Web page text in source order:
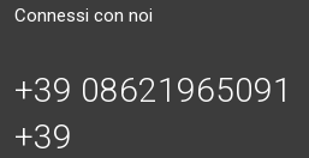
Connessi con noi
+39 08621965091
+39